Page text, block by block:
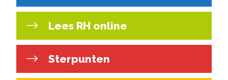
Lees RH online
Sterpunten